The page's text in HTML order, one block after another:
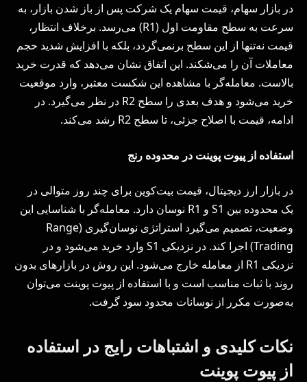
در بازار سهام، قیمت سهام یک شرکت پس از باز شدن بازار، به
سرعت به سطح مقاومت اول (R1) می‌رسد. برخلاف انتظار،
قیمت نه‌تنها از این سطح برنمی‌گردد، بلکه با افزایش شدید حجم
معاملات آن را می‌شکند. این اتفاق نشان می‌دهد که قدرت خرید
بالاست. معامله‌گر با مشاهده این شکست معتبر، وارد موقعیت
خرید می‌شود و هدف بعدی را سطح R2 در نظر می‌گیرد. در
ادامه، قیمت با اصلاح جزئی، تا سطح R2 رشد می‌کند.
استفاده از پیوت پوینت در محدوده رنج
در بازار ارز دیجیتال، قیمت بیت‌کوین برای چند روز متوالی در
یک محدوده بین S1 و R1 نوسان دارد. معامله‌گر با شناسایی این
وضعیت، تصمیم می‌گیرد استراتژی نوسان‌گیری (Range
Trading) اجرا کند. در نزدیکی S1 وارد خرید می‌شود و در
نزدیکی R1 از معامله خارج می‌شود. این روش در بازارهای بدون
روند با ثبات مناسب است و با استفاده از پیوت پوینت می‌توان
به‌صورت مکرر از نوسانات محدود سود گرفت.
نکات کلیدی و اشتباهات رایج در استفاده
از پیوت پوینت